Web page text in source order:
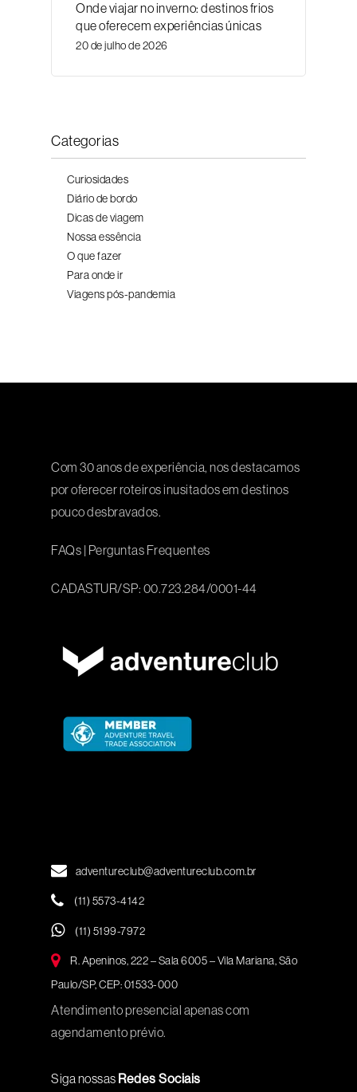
Onde viajar no inverno: destinos frios
que oferecem experiências únicas
20 de julho de 2026
Categorias
Curiosidades
Diário de bordo
Dicas de viagem
Nossa essência
O que fazer
Para onde ir
Viagens pós-pandemia
Com 30 anos de experiência, nos destacamos
por oferecer roteiros inusitados em destinos
pouco desbravados.
FAQs | Perguntas Frequentes
CADASTUR/SP: 00.723.284/0001-44
adventureclub@adventureclub.com.br
(11) 5573-4142
(11) 5199-7972
R. Apeninos, 222 – Sala 6005 – Vila Mariana, São
Paulo/SP, CEP: 01533-000
Atendimento presencial apenas com
agendamento prévio.
Siga nossas Redes Sociais